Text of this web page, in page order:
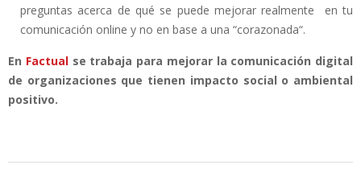
preguntas acerca de qué se puede mejorar realmente en tu
comunicación online y no en base a una “corazonada“.
En Factualse trabaja para mejorar la comunicación digital
de organizaciones que tienen impacto social o ambiental
positivo.